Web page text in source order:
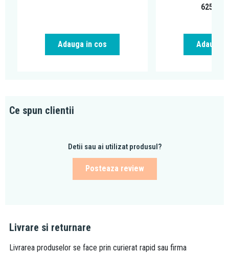
Adauga in cos
625,00
Adauga
Ce spun clientii
Detii sau ai utilizat produsul?
Posteaza review
Livrare si returnare
Livrarea produselor se face prin curierat rapid sau firma